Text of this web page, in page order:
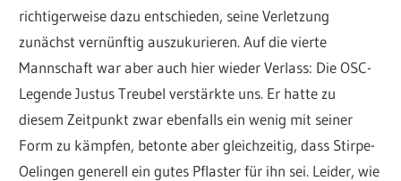
richtigerweise dazu entschieden, seine Verletzung
zunächst vernünftig auszukurieren. Auf die vierte
Mannschaft war aber auch hier wieder Verlass: Die OSC-
Legende Justus Treubel verstärkte uns. Er hatte zu
diesem Zeitpunkt zwar ebenfalls ein wenig mit seiner
Form zu kämpfen, betonte aber gleichzeitig, dass Stirpe-
Oelingen generell ein gutes Pflaster für ihn sei. Leider, wie